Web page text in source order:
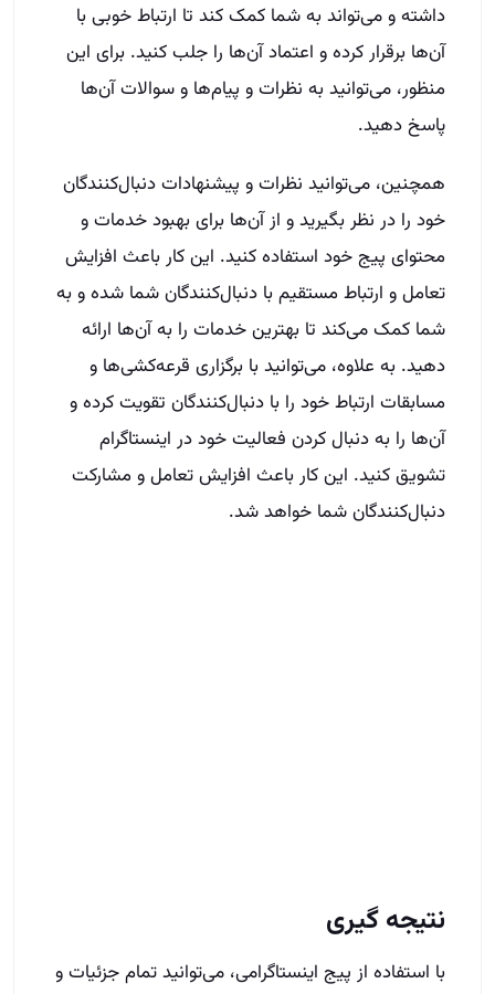
داشته و می‌تواند به شما کمک کند تا ارتباط خوبی با
آن‌ها برقرار کرده و اعتماد آن‌ها را جلب کنید. برای این
منظور، می‌توانید به نظرات و پیام‌ها و سوالات آن‌ها
پاسخ دهید.
همچنین، می‌توانید نظرات و پیشنهادات دنبال‌کنندگان
خود را در نظر بگیرید و از آن‌ها برای بهبود خدمات و
محتوای پیج خود استفاده کنید. این کار باعث افزایش
تعامل و ارتباط مستقیم با دنبال‌کنندگان شما شده و به
شما کمک می‌کند تا بهترین خدمات را به آن‌ها ارائه
دهید. به علاوه، می‌توانید با برگزاری قرعه‌کشی‌ها و
مسابقات ارتباط خود را با دنبال‌کنندگان تقویت کرده و
آن‌ها را به دنبال کردن فعالیت خود در اینستاگرام
تشویق کنید. این کار باعث افزایش تعامل و مشارکت
دنبال‌کنندگان شما خواهد شد.
نتیجه گیری
با استفاده از پیج اینستاگرامی، می‌توانید تمام جزئیات و